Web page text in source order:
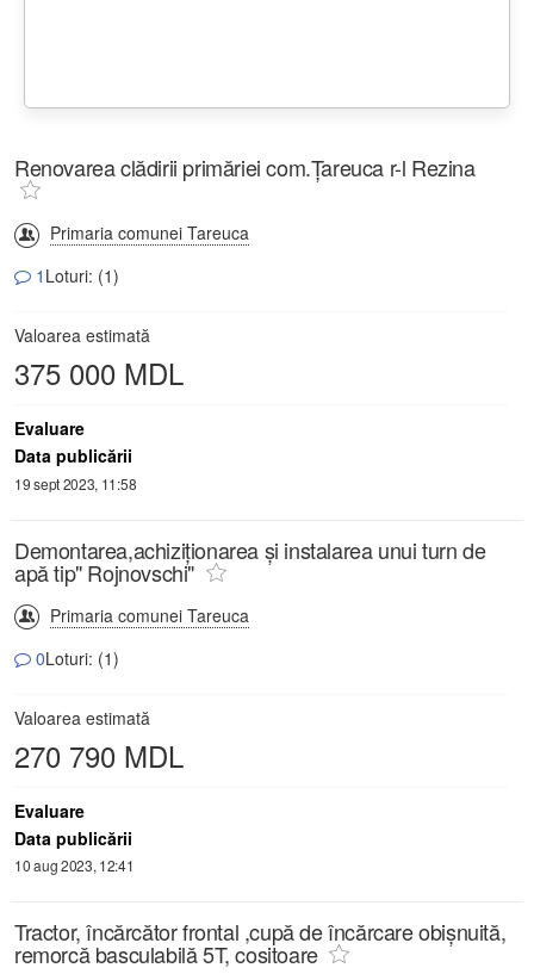
Renovarea clădirii primăriei com.Țareuca r-l Rezina
Primaria comunei Tareuca
1 Loturi: (1)
Valoarea estimată
375 000 MDL
Evaluare
Data publicării
19 sept 2023, 11:58
Demontarea,achiziționarea și instalarea unui turn de
apă tip" Rojnovschi"
Primaria comunei Tareuca
0Loturi: (1)
Valoarea estimată
270 790 MDL
Evaluare
Data publicării
10 aug 2023, 12:41
Tractor, încărcător frontal ,cupă de încărcare obișnuită,
remorcă basculabilă 5T, cositoare